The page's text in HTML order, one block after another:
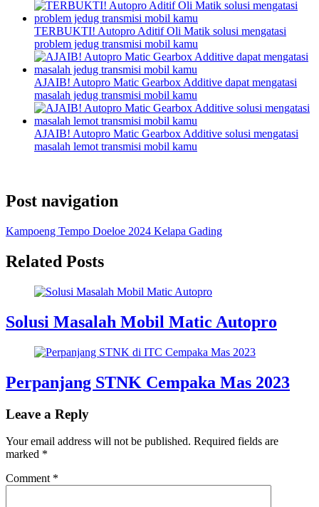
TERBUKTI! Autopro Aditif Oli Matik solusi mengatasi
problem jedug transmisi mobil kamu
AJAIB! Autopro Matic Gearbox Additive dapat mengatasi
masalah jedug transmisi mobil kamu
AJAIB! Autopro Matic Gearbox Additive solusi mengatasi
masalah lemot transmisi mobil kamu
Post navigation
Kampoeng Tempo Doeloe 2024 Kelapa Gading
Related Posts
Solusi Masalah Mobil Matic Autopro
Perpanjang STNK Cempaka Mas 2023
Leave a Reply
Your email address will not be published. Required fields are
marked *
Comment *